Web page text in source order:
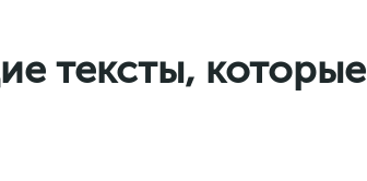
тексты, которые